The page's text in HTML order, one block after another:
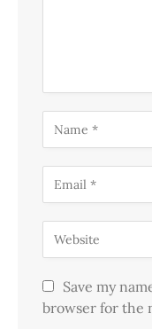
Save my
browser for the